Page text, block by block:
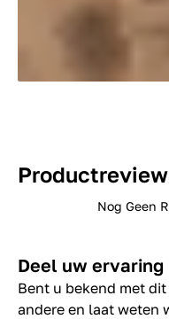
Nog Geen
Deel uw ervaring
Bent u bekend met
andere en laat weten